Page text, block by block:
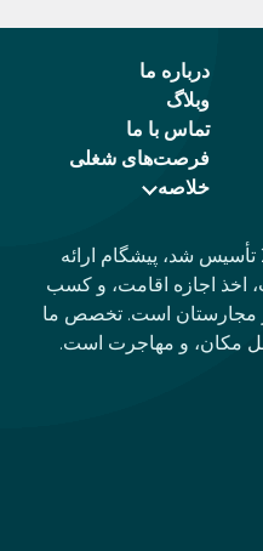
درباره ما
وبلاگ
تماس با ما
فرصت‌های شغلی
خلاصه
HELPERS، که در سال 2005 تأسیس شد، پیشگام ارائه
اخذ اجازه اقامت، و کسب
مجارستان است. تخصص ما
مکان، و مهاجرت است.